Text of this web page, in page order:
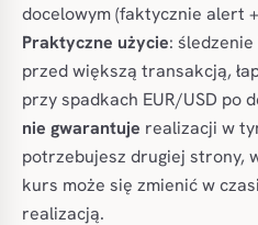
docelowym (faktycznie alert
Praktyczne użycie:
przed większą transakcją,
przy spadkach EUR/USD po
nie gwarantuje realizacji w
potrzebujesz drugiej strony,
kurs może się zmienić w
realizacją.